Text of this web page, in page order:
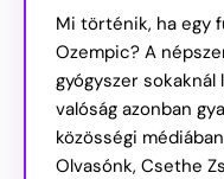
Mi történik, ha egy
Ozempic? A
gyógyszer sokaknál
valóság azonban
közösségi
Olvasónk, Csethe